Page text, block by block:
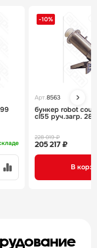
-10%
Арт.8563
бункер robot
cl55 руч.загр.
205 217 ₽
228 019 ₽
В